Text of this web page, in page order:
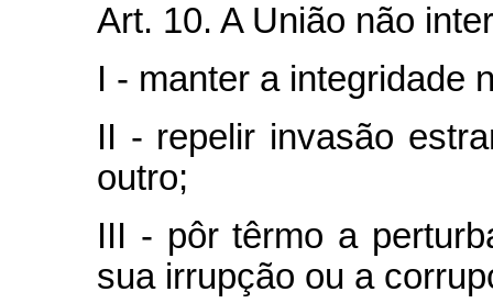
Art. 10. A União não
I - manter a integridade
II - repelir invasão
outro;
III - pôr têrmo a
sua irrupção ou a